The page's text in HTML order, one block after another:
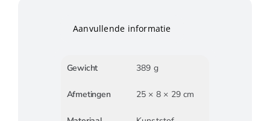
Aanvullende informatie
Gewicht 389 g
Afmetingen 25 × 8 × 29 cm